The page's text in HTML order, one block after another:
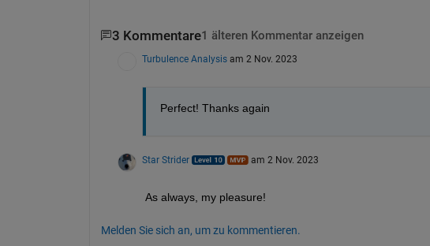
3 Kommentare1 älteren Kommentar anzeigen
Turbulence Analysis am 2 Nov. 2023
Perfect! Thanks again
Star Strider am 2 Nov. 2023
As always, my pleasure!
Melden Sie sich an, um zu kommentieren.